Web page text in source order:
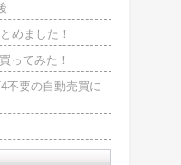
めました！
ってみた！
不要の自動売買に